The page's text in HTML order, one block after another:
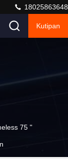
18025863648
Kutipan
75 "